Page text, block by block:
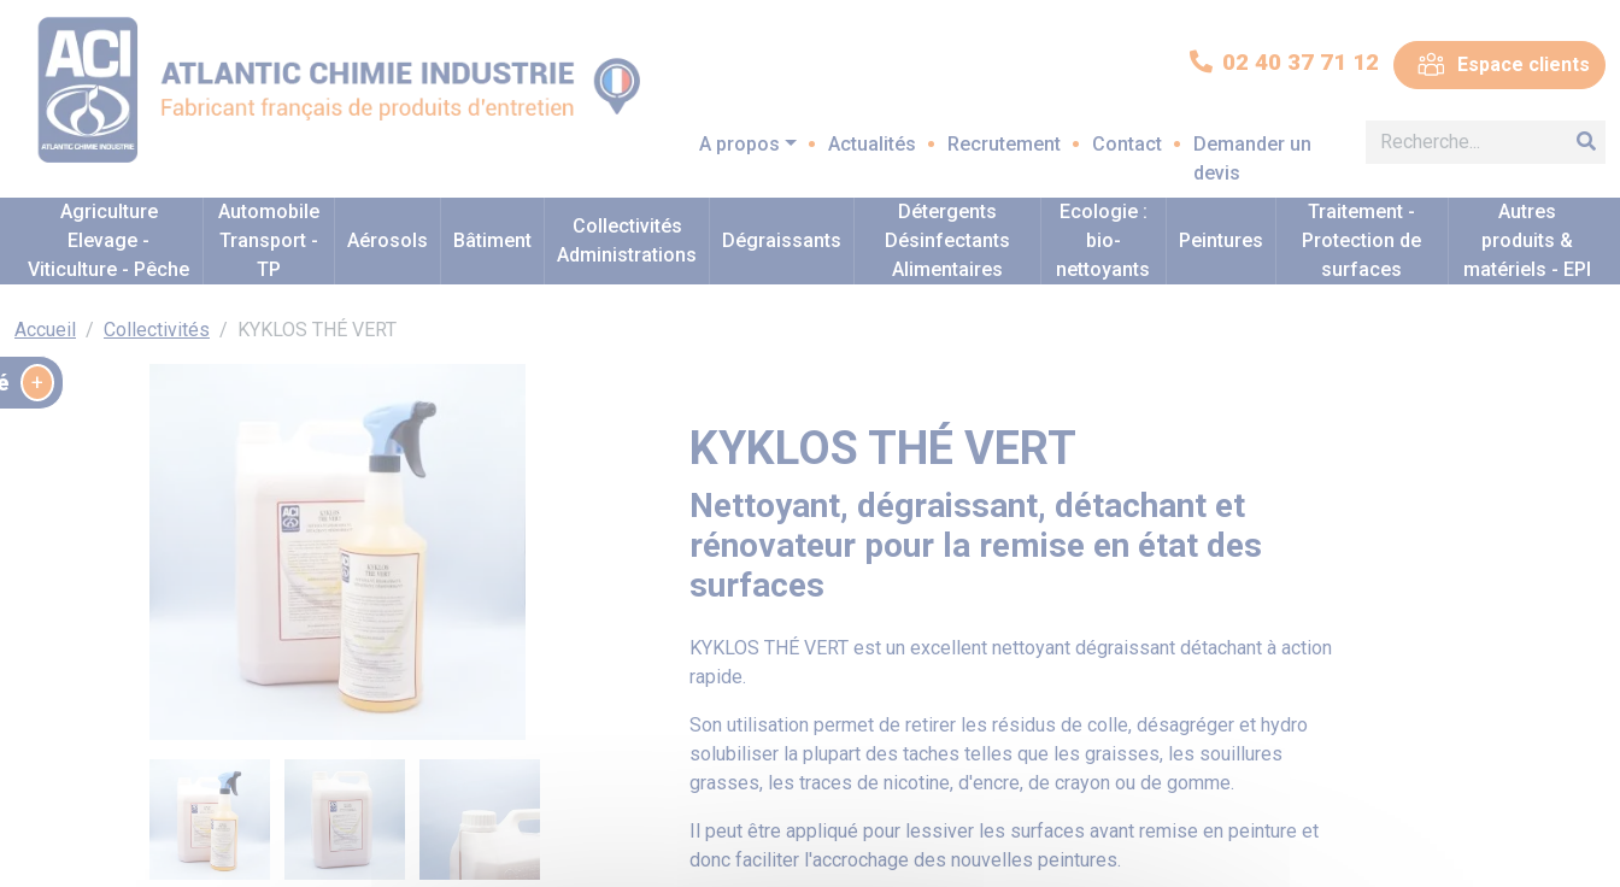
02 40 37 71 12 Espace clients
A propos Actualités Recrutement Contact
Demander un
devis
Agriculture
Elevage -
Viticulture - Pêche
Automobile
Transport -
TP
Aérosols Bâtiment
Collectivités
Administrations
Dégraissants
Détergents
Désinfectants
Alimentaires
Ecologie :
bio-
nettoyants
Peintures
Traitement -
Protection de
surfaces
Autres
produits &
matériels - EPI
Accueil Collectivités KYKLOS THÉ VERT
KYKLOS THÉ VERT
Nettoyant, dégraissant, détachant et
rénovateur pour la remise en état des
surfaces
KYKLOS THÉ VERT est un excellent nettoyant dégraissant détachant à action
rapide.
Son utilisation permet de retirer les résidus de colle, désagréger et hydro
solubiliser la plupart des taches telles que les graisses, les souillures
grasses, les traces de nicotine, d'encre, de crayon ou de gomme.
Il peut être appliqué pour lessiver les surfaces avant remise en peinture et
donc faciliter l'accrochage des nouvelles peintures.